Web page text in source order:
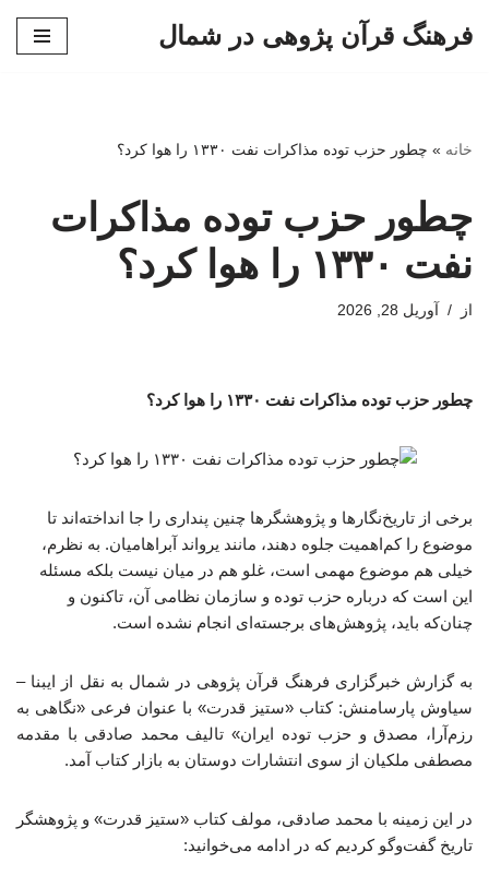
فرهنگ قرآن پژوهی در شمال
خانه » چطور حزب توده مذاکرات نفت ۱۳۳۰ را هوا کرد؟
چطور حزب توده مذاکرات
نفت ۱۳۳۰ را هوا کرد؟
از آوریل 28, 2026
چطور حزب توده مذاکرات نفت ۱۳۳۰ را هوا کرد؟
برخی از تاریخ‌نگارها و پژوهشگرها چنین پنداری را جا انداخته‌اند تا
موضوع را کم‌اهمیت جلوه دهند، مانند یرواند آبراهامیان. به نظرم،
خیلی هم موضوع مهمی است، غلو هم در میان نیست بلکه مسئله
این است که درباره حزب توده و سازمان نظامی آن، تاکنون و
چنان‌که باید، پژوهش‌های برجسته‌ای انجام نشده است.
به گزارش خبرگزاری فرهنگ قرآن پژوهی در شمال به نقل از ایبنا –
سیاوش پارسامنش: کتاب «ستیز قدرت» با عنوان فرعی «نگاهی به
رزم‌آرا، مصدق و حزب توده ایران» تالیف محمد صادقی با مقدمه
مصطفی ملکیان از سوی انتشارات دوستان به بازار کتاب آمد.
در این زمینه با محمد صادقی، مولف کتاب «ستیز قدرت» و پژوهشگر
تاریخ گفت‌وگو کردیم که در ادامه می‌خوانید: